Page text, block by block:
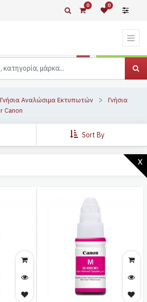
0 0
Γνήσια Αναλώσιμα Εκτυπωτών
Γνήσια
Canon
Sort By
x